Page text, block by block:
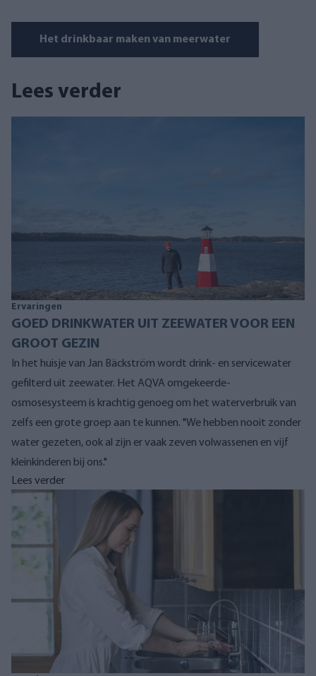
Het drinkbaar maken van meerwater
Lees verder
Ervaringen
GOED DRINKWATER UIT ZEEWATER VOOR EEN
GROOT GEZIN
In het huisje van Jan Bäckström wordt drink- en servicewater
gefilterd uit zeewater. Het AQVA omgekeerde-
osmosesysteem is krachtig genoeg om het waterverbruik van
zelfs een grote groep aan te kunnen. "We hebben nooit zonder
water gezeten, ook al zijn er vaak zeven volwassenen en vijf
kleinkinderen bij ons."
Lees verder